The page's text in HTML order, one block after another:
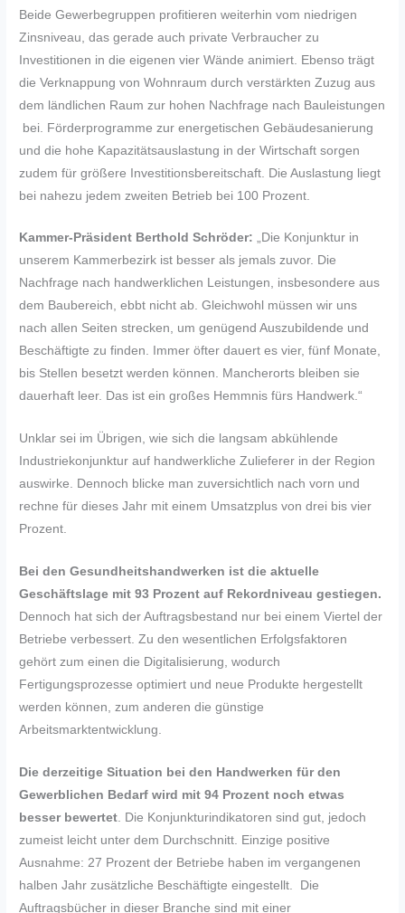
Beide Gewerbegruppen profitieren weiterhin vom niedrigen
Zinsniveau, das gerade auch private Verbraucher zu
Investitionen in die eigenen vier Wände animiert. Ebenso trägt
die Verknappung von Wohnraum durch verstärkten Zuzug aus
dem ländlichen Raum zur hohen Nachfrage nach Bauleistungen
bei. Förderprogramme zur energetischen Gebäudesanierung
und die hohe Kapazitätsauslastung in der Wirtschaft sorgen
zudem für größere Investitionsbereitschaft. Die Auslastung liegt
bei nahezu jedem zweiten Betrieb bei 100 Prozent.
Kammer-Präsident Berthold Schröder: „Die Konjunktur in
unserem Kammerbezirk ist besser als jemals zuvor. Die
Nachfrage nach handwerklichen Leistungen, insbesondere aus
dem Baubereich, ebbt nicht ab. Gleichwohl müssen wir uns
nach allen Seiten strecken, um genügend Auszubildende und
Beschäftigte zu finden. Immer öfter dauert es vier, fünf Monate,
bis Stellen besetzt werden können. Mancherorts bleiben sie
dauerhaft leer. Das ist ein großes Hemmnis fürs Handwerk.“
Unklar sei im Übrigen, wie sich die langsam abkühlende
Industriekonjunktur auf handwerkliche Zulieferer in der Region
auswirke. Dennoch blicke man zuversichtlich nach vorn und
rechne für dieses Jahr mit einem Umsatzplus von drei bis vier
Prozent.
Bei den Gesundheitshandwerken ist die aktuelle
Geschäftslage mit 93 Prozent auf Rekordniveau gestiegen.
Dennoch hat sich der Auftragsbestand nur bei einem Viertel der
Betriebe verbessert. Zu den wesentlichen Erfolgsfaktoren
gehört zum einen die Digitalisierung, wodurch
Fertigungsprozesse optimiert und neue Produkte hergestellt
werden können, zum anderen die günstige
Arbeitsmarktentwicklung.
Die derzeitige Situation bei den Handwerken für den
Gewerblichen Bedarf wird mit 94 Prozent noch etwas
besser bewertet. Die Konjunkturindikatoren sind gut, jedoch
zumeist leicht unter dem Durchschnitt. Einzige positive
Ausnahme: 27 Prozent der Betriebe haben im vergangenen
halben Jahr zusätzliche Beschäftigte eingestellt. Die
Auftragsbücher in dieser Branche sind mit einer